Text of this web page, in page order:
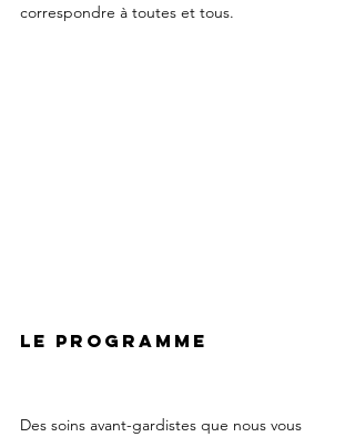
correspondre à toutes et tous.
LE PROGRAMME
Des soins avant-gardistes que nous vous